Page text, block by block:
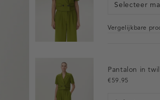
Selecteer
Vergelijkbare
Pantalon in
€59.95